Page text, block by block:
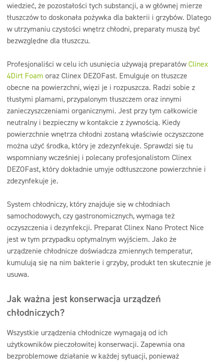
wiedzieć, że pozostałości tych substancji, a w głównej mierze
tłuszczów to doskonała pożywka dla bakterii i grzybów. Dlatego
w utrzymaniu czystości wnętrz chłodni, preparaty muszą być
bezwzględne dla tłuszczu.
Profesjonaliści w celu ich usunięcia używają preparatówClinex
4Dirt Foam oraz Clinex DEZOFast. Emulguje on tłuszcze
obecne na powierzchni, więzi je i rozpuszcza. Radzi sobie z
tłustymi plamami, przypalonym tłuszczem oraz innymi
zanieczyszczeniami organicznymi. Jest przy tym całkowicie
neutralny i bezpieczny w kontakcie z żywnością. Kiedy
powierzchnie wnętrza chłodni zostaną właściwie oczyszczone
można użyć środka, który je zdezynfekuje. Sprawdzi się tu
wspomniany wcześniej i polecany profesjonalistom Clinex
DEZOFast, który dokładnie umyje odtłuszczone powierzchnie i
zdezynfekuje je.
System chłodniczy, który znajduje się w chłodniach
samochodowych, czy gastronomicznych, wymaga też
oczyszczenia i dezynfekcji. Preparat Clinex Nano Protect Nice
jest w tym przypadku optymalnym wyjściem. Jako że
urządzenie chłodnicze doświadcza zmiennych temperatur,
kumulują się na nim bakterie i grzyby, produkt ten skutecznie je
usuwa.
Jak ważna jest konserwacja urządzeń
chłodniczych?
Wszystkie urządzenia chłodnicze wymagają od ich
użytkowników pieczołowitej konserwacji. Zapewnia ona
bezproblemowe działanie w każdej sytuacji, ponieważ